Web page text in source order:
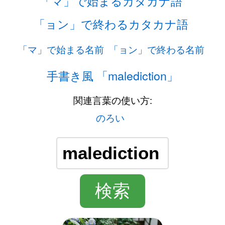
「ョン」で終わるカタカナ語
「マ」で始まる名前 「ョン」で終わる名前
手書き風 「malediction」
関連言葉の使い方:
のろい